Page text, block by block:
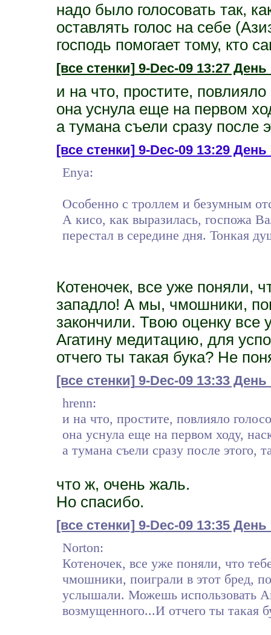
надо было голосовать так,
оставлять голос на себе
господь помогает тому, кто
[все стенки]9-Dec-09 13:27 День
и на что, простите, повлияло
она уснула еще на первом
а тумана съели сразу после
[все стенки]9-Dec-09 13:29 День
Enya:
Особенно с троллем и безумным
А кисо, как выразилась, госпожа
перестал в середине дня. Тонкая
Котеночек, все уже поняли,
западло! А мы, чмошники,
закончили. Твою оценку
Агатину медитацию, для
отчего ты такая бука? Не
[все стенки] 9-Dec-09 13:33
hrenn:
и на что, простите, повлияло
она уснула еще на первом ходу,
а тумана съели сразу после этого,
что ж, очень жаль.
Но спасибо.
[все стенки] 9-Dec-09 13:35
Norton:
Котеночек, все уже поняли, что
чмошники, поиграли в этот бред,
услышали. Можешь использовать
возмущенного...И отчего ты такая